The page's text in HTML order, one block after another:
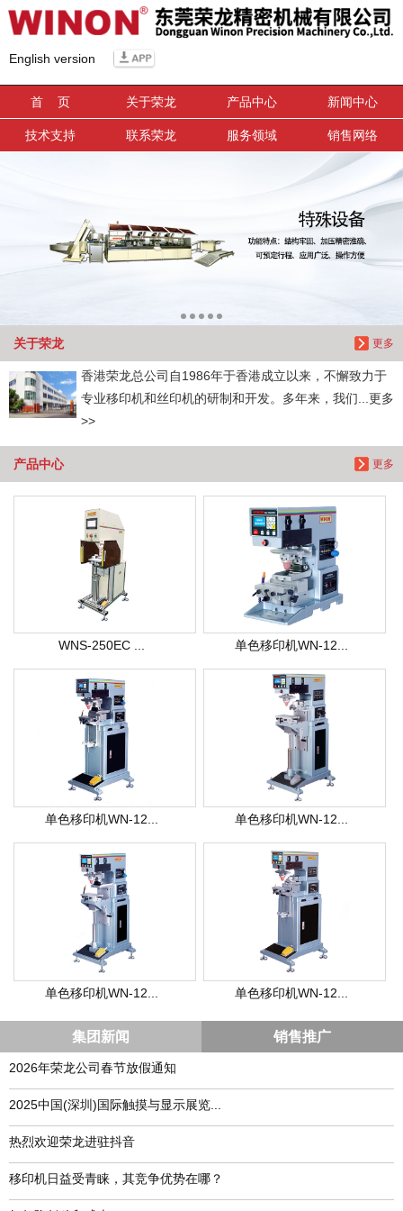
English version
首 页 关于荣龙 产品中心 新闻中心
技术支持 联系荣龙 服务领域 销售网络
更多
关于荣龙
香港荣龙总公司自1986年于香港成立以来，不懈致力于
专业移印机和丝印机的研制和开发。多年来，我们...更多
>>
更多
产品中心
WNS-250EC ... 单色移印机WN-12...
单色移印机WN-12... 单色移印机WN-12...
单色移印机WN-12... 单色移印机WN-12...
集团新闻 销售推广
2026年荣龙公司春节放假通知
​2025中国(深圳)国际触摸与显示展览...
热烈欢迎荣龙进驻抖音
移印机日益受青睐，其竞争优势在哪？
信息搜索
搜索